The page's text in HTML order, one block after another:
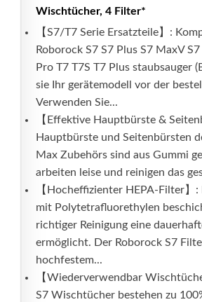
Wischtücher, 4 Filter*
【S7/T7 Serie Ersatzteile】:
Roborock S7 S7 Plus S7 MaxV
Pro T7 T7S T7 Plus staubsauger
sie Ihr gerätemodell vor der
Verwenden Sie...
【Effektive Hauptbürste &
Hauptbürste und Seitenbürsten
Max Zubehörs sind aus Gummi
arbeiten leise und reinigen das
【Hocheffizienter HEPA-Filter】
mit Polytetrafluorethylen
richtiger Reinigung eine
ermöglicht. Der Roborock S7
hochfestem...
【Wiederverwendbar
S7 Wischtücher bestehen zu